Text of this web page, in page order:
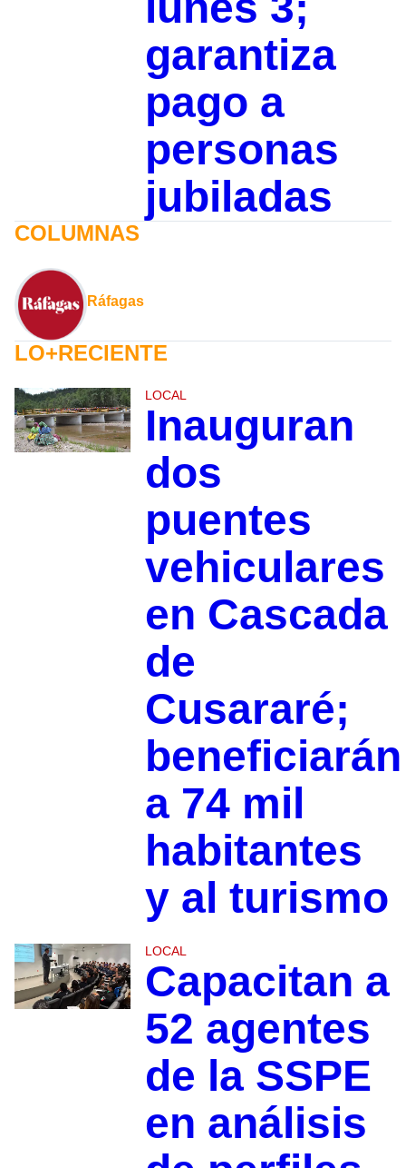
garantiza
pago a
personas
jubiladas
COLUMNAS
Ráfagas
LO+RECIENTE
LOCAL
Inauguran
dos
puentes
vehiculares
en Cascada
de
Cusararé;
beneficiarán
a 74 mil
habitantes
y al turismo
LOCAL
Capacitan a
52 agentes
de la SSPE
en análisis